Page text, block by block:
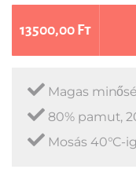
13500,00 Ft
Magas
80% pamut,
Mosás 40°C-ig